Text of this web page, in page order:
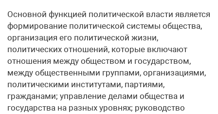
Основной функцией политической власти является
формирование политической системы общества,
организация его политической жизни,
политических отношений, которые включают
отношения между обществом и государством,
между общественными группами, организациями,
политическими институтами, партиями,
гражданами; управление делами общества и
государства на разных уровнях; руководство